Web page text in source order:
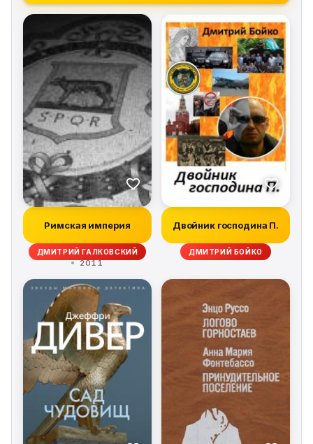
Римская империя
ДМИТРИЙ ГАЛКОВСКИЙ
2011
Двойник господина П.
ДМИТРИЙ БОЙКО